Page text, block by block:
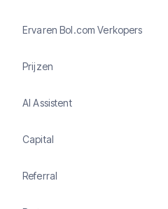
Ervaren Bol.com Verkopers
Prijzen
AI Assistent
Capital
Referral